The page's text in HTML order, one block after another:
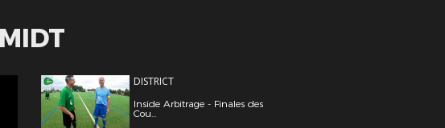
DISTRICT
Inside Arbitrage - Finales des
Cou...